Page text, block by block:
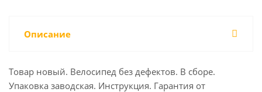
Описание
Товар новый. Велосипед без дефектов. В сборе.
Упаковка заводская. Инструкция. Гарантия от